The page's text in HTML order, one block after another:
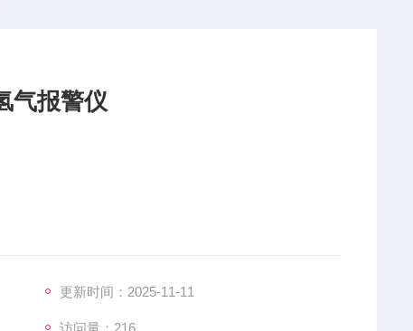
气报警仪
更新时间：2025-11-11
访问量：216